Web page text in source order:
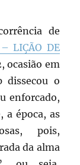
de
LIÇÃO DE
ocasião em
dissecou o
enforcado,
a época, as
pois,
da alma